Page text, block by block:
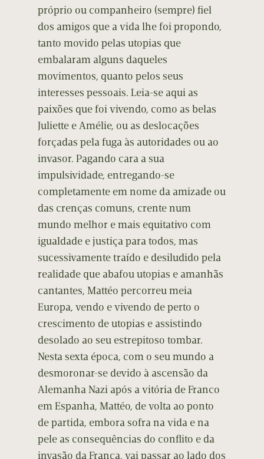
próprio ou companheiro (sempre) fiel
dos amigos que a vida lhe foi propondo,
tanto movido pelas utopias que
embalaram alguns daqueles
movimentos, quanto pelos seus
interesses pessoais. Leia-se aqui as
paixões que foi vivendo, como as belas
Juliette e Amélie, ou as deslocações
forçadas pela fuga às autoridades ou ao
invasor. Pagando cara a sua
impulsividade, entregando-se
completamente em nome da amizade ou
das crenças comuns, crente num
mundo melhor e mais equitativo com
igualdade e justiça para todos, mas
sucessivamente traído e desiludido pela
realidade que abafou utopias e amanhãs
cantantes, Mattéo percorreu meia
Europa, vendo e vivendo de perto o
crescimento de utopias e assistindo
desolado ao seu estrepitoso tombar.
Nesta sexta época, com o seu mundo a
desmoronar-se devido à ascensão da
Alemanha Nazi após a vitória de Franco
em Espanha, Mattéo, de volta ao ponto
de partida, embora sofra na vida e na
pele as consequências do conflito e da
invasão da França, vai passar ao lado dos